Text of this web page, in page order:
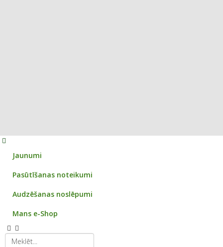
Jaunumi
Pasūtīšanas noteikumi
Audzēšanas noslēpumi
Mans e-Shop